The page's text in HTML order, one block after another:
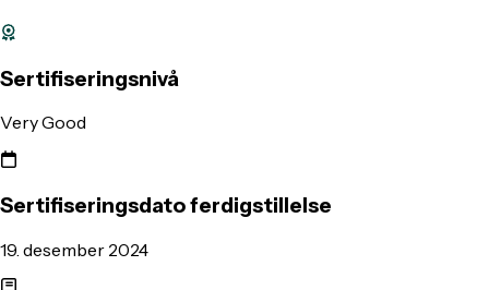
Sertifiseringsnivå
Very Good
Sertifiseringsdato ferdigstillelse
19. desember 2024